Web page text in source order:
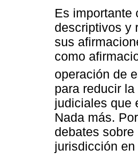
Es importante
descriptivos y
sus
como
operación de
para reducir
judiciales que
Nada más.
debates
jurisdicción